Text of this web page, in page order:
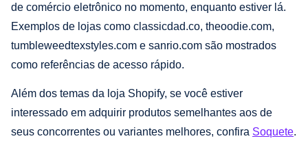
de comércio eletrônico no momento, enquanto estiver lá.
Exemplos de lojas como classicdad.co, theoodie.com,
tumbleweedtexstyles.com e sanrio.com são mostrados
como referências de acesso rápido.
Além dos temas da loja Shopify, se você estiver
interessado em adquirir produtos semelhantes aos de
seus concorrentes ou variantes melhores, confira Soquete.